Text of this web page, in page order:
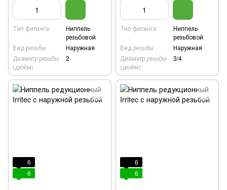
Тип фитинга
Ниппель
резьбовой
Вид резьбы
Наружная
Диаметр резьбы
(дюйм)
2
Тип фитинга
Ниппель
резьбовой
Вид резьбы
Наружная
Диаметр резьбы
(дюйм)
3/4
6
6
6
6